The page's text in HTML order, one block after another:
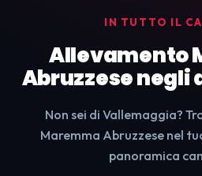
IN TUTTO IL
Allevamento
Abruzzese
Non sei di Vallemaggia?
Maremma Abruzzese nel
panoramica